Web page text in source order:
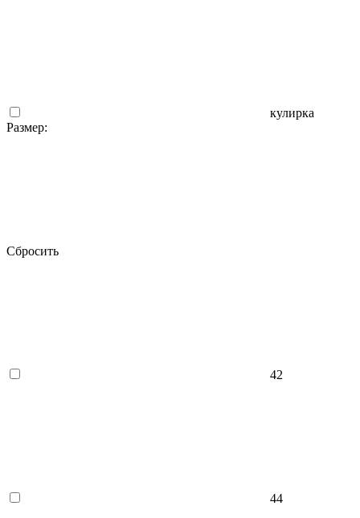
кулирка
Размер:
Сбросить
42
44